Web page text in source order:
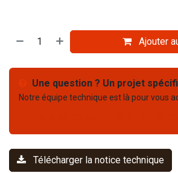
Ajouter
Une question ? Un projet
Notre équipe technique est là pour vous
Télécharger la notice technique